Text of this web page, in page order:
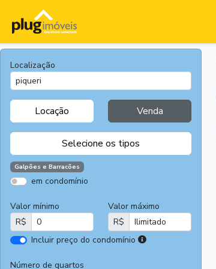
Localização
Locação Venda
Selecione os tipos
Casas
Casas
Comerciais
Salas
Chácaras e
Galpões e Barracões
em condomínio
Valor mínimo
R$
Valor máximo
R$
Incluir preço do condomínio
I
Número de quartos